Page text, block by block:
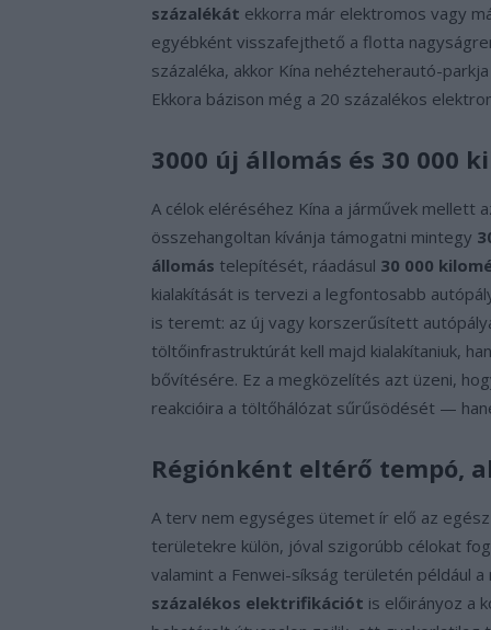
százalékát ekkorra már elektromos vagy
egyébként visszafejthető a flotta
százaléka, akkor Kína nehézteherautó-
Ekkora bázison még a 20 százalékos
3000 új állomás és 30 000
A célok eléréséhez Kína a járművek mellett
összehangoltan kívánja támogatni mintegy
állomás telepítését, ráadásul 30 000
kialakítását is tervezi a legfontosabb
is teremt: az új vagy korszerűsített
töltőinfrastruktúrát kell majd kialakítaniuk,
bővítésére. Ez a megközelítés azt üzeni,
reakcióira a töltőhálózat sűrűsödését —
Régiónként eltérő tempó,
A terv nem egységes ütemet ír elő az
területekre külön, jóval szigorúbb célokat
valamint a Fenwei-síkság területén például
százalékos elektrifikációt is előirányoz a